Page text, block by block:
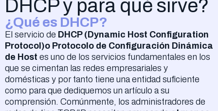
DHCP y para qué sirve?
¿Qué es DHCP?
El servicio de DHCP (Dynamic Host Configuration
Protocol)o Protocolo de Configuración Dinámica
de Host es uno de los servicios fundamentales en los
que se cimentan las redes empresariales y
domésticas y por tanto tiene una entidad suficiente
como para que dediquemos un artículo a su
comprensión. Comúnmente, los administradores de